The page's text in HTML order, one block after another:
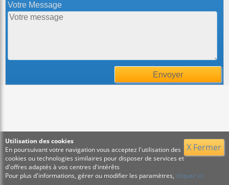
Votre Message
X Fermer
Utilisation des cookies
En poursuivant votre navigation vous acceptez l'utilisation des
cookies ou technologies similaires pour disposer de services et
d'offres adaptés à vos centres d'intérêts
Pour plus d'informations, gérer ou modifier les paramètres, cliquez ici